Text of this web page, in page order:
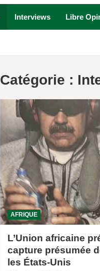
Interviews Libre
Catégorie :
AFRIQUE
L’Union africaine
capture présumée
les États-Unis